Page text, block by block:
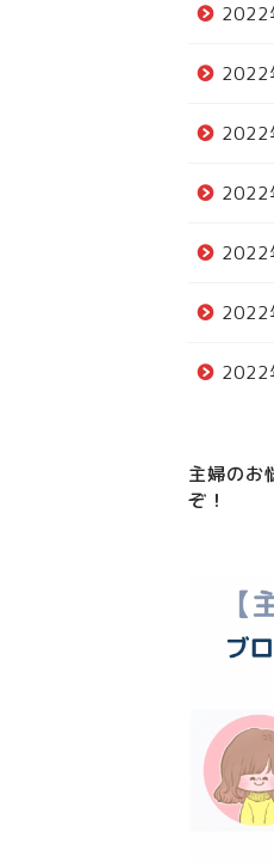
2022
2022
2022
2022
2022
2022
2022
主婦のお
ぞ！